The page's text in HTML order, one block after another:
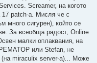
Screamer, на когото
patch-а. Мисля че с
много сигурен), който се
За всеобща радост, Online
малки оплаквания, на
или Stefan, не
miraculix server-а)... Може